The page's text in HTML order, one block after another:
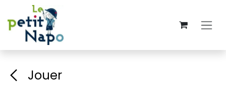
Se rendre au contenu
Jouer